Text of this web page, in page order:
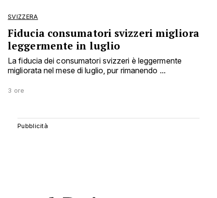
SVIZZERA
Fiducia consumatori svizzeri migliora
leggermente in luglio
La fiducia dei consumatori svizzeri è leggermente
migliorata nel mese di luglio, pur rimanendo ...
3 ore